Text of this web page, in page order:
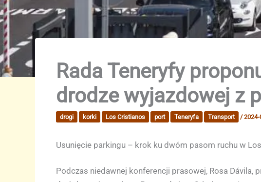
Rada Teneryfy
drodze wyjazdowej z
drogi korki Los Cristianos port Teneryfa Transport /2024-
Usunięcie parkingu – krok ku dwóm pasom ruchu w
Podczas niedawnej konferencji prasowej, Rosa Dávila,